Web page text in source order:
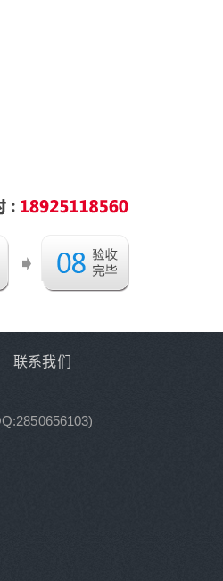
联系我们